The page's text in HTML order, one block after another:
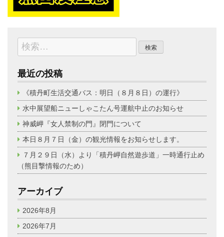
検
索:
最近の投稿
《積丹町生活交通バス：明日（８月８日）の運行》
水中展望船ニューしゃこたん号運航中止のお知らせ
神威岬『女人禁制の門』閉門について
本日８月７日（金）の観光情報をお知らせします。
７月２９日（水）より「積丹岬自然遊歩道」一時通行止め
（熊目撃情報のため）
アーカイブ
2026年8月
2026年7月